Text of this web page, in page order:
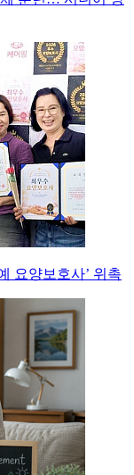
요양보호사’ 위촉